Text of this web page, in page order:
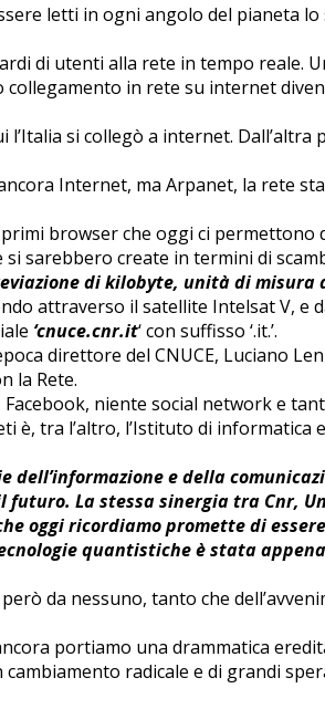
letti in ogni angolo del pianeta
di utenti alla rete in tempo reale.
in rete su internet
si collegò a internet.
Internet, ma Arpanet, la rete
browser che oggi ci
sarebbero create in termini di
di kilobyte, unità di misura
attraverso il satellite Intelsat V, e
‘cnuce.cnr.it‘ con suffisso ‘.it.’.
direttore del CNUCE, Luciano
la Rete.
niente social network e
tra l’altro, l’Istituto di
e della
futuro. La stessa sinergia tra
oggi ricordiamo promette di
quantistiche è stata
da nessuno, tanto che
portiamo una drammatica
radicale e di grandi